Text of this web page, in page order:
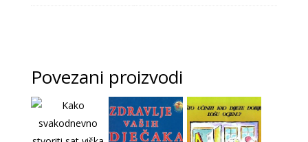
Povezani proizvodi